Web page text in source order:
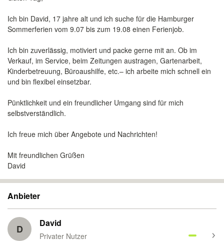
Ich bin David, 17 jahre alt und ich suche für die Hamburger
Sommerferien vom 9.07 bis zum 19.08 einen Ferienjob.
Ich bin zuverlässig, motiviert und packe gerne mit an. Ob im
Verkauf, im Service, beim Zeitungen austragen, Gartenarbeit,
Kinderbetreuung, Büroaushilfe, etc.– ich arbeite mich schnell ein
und bin flexibel einsetzbar.
Pünktlichkeit und ein freundlicher Umgang sind für mich
selbstverständlich.
Ich freue mich über Angebote und Nachrichten!
Mit freundlichen Grüßen
David
Anbieter
D David
Privater Nutzer